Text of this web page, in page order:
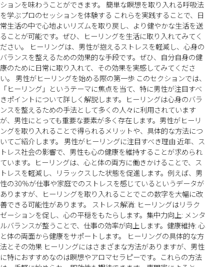
ションを味わうことができます。 簡単な瞑想を取り入れる呼吸法
を学ぶプロのセッションを体験する これらを実践することで、日
常生活の中で心地よいリズムを取り戻し、より健やかな生活を送
ることが可能です。ぜひ、ヒーリングを生活に取り入れてみてく
ださい。 ヒーリングは、男性が抱えるストレスを軽減し、心身の
バランスを整えるための効果的な手段です。ぜひ、自分自身の健
康のために日常に取り入れて、その効果を実感してみてくださ
い。 男性がヒーリングを始める際の第一歩 このセクションでは、
「ヒーリング」というテーマに焦点を当て、特に男性が注目すべ
きポイントについて詳しく解説します。ヒーリングは心身のバラ
ンスを整えるための手法として多くの人々に利用されています
が、男性にとっても重要な要素が多く存在します。男性がヒーリ
ングを取り入れることで得られるメリットや、具体的な方法につ
いてご紹介します。 男性がヒーリングに注目すべき理由 近年、ス
トレス社会の影響で、男性も心の健康を維持することが求められ
ています。ヒーリングは、心と体の両方に働きかけることで、ス
トレスを軽減し、リラックスした状態を促進します。例えば、男
性の30%が仕事や家庭でのストレスを感じているというデータが
ありますが、ヒーリングを取り入れることでこの数字を大幅に改
善できる可能性があります。 ストレス解消: ヒーリングはリラク
ゼーションを促し、心の平穏をもたらします。集中力向上: メンタ
ルバランスが整うことで、仕事の効率が向上します。健康維持: 心
と体の両面から健康をサポートします。 ヒーリングの具体的な方
法とその効果 ヒーリングにはさまざまな方法がありますが、男性
に特におすすめなのは瞑想やアロマセラピーです。これらの方法